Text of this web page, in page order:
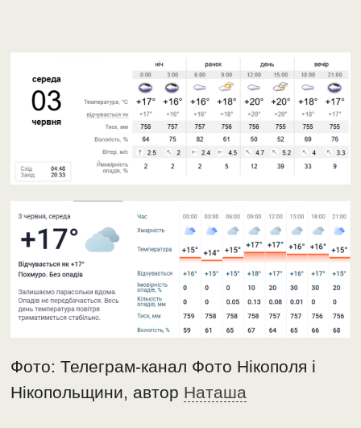
Фото: Телеграм-канал Фото Нікополя і
Нікопольщини, автор Наташа